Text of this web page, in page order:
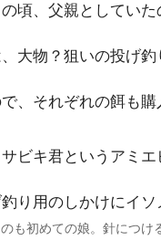
頃、父親としていた
大物？狙いの投げ
、それぞれの餌も購
ビキ君というアミエ
り用のしかけにイ
も初めての娘。針につけ